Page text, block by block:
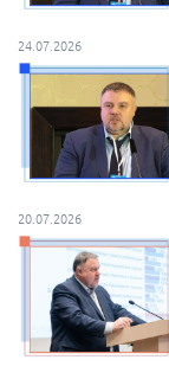
24.07.2026
20.07.2026